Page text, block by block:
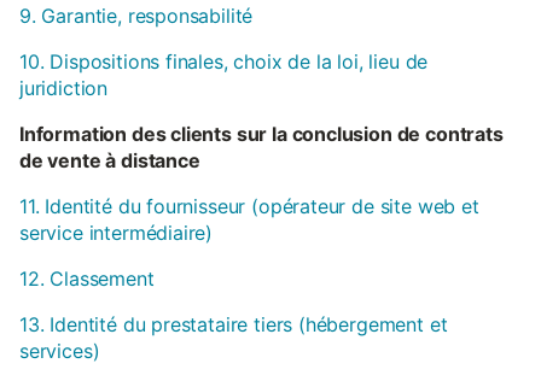
9. Garantie, responsabilité
10. Dispositions finales, choix de la loi, lieu de
juridiction
Information des clients sur la conclusion de contrats
de vente à distance
11. Identité du fournisseur (opérateur de site web et
service intermédiaire)
12. Classement
13. Identité du prestataire tiers (hébergement et
services)